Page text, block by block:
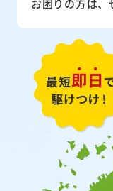
お困りの方は、